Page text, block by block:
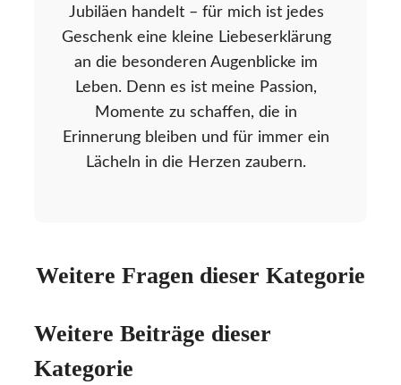
Jubiläen handelt – für mich ist jedes
Geschenk eine kleine Liebeserklärung
an die besonderen Augenblicke im
Leben. Denn es ist meine Passion,
Momente zu schaffen, die in
Erinnerung bleiben und für immer ein
Lächeln in die Herzen zaubern.
Weitere Fragen dieser Kategorie
Weitere Beiträge dieser
Kategorie